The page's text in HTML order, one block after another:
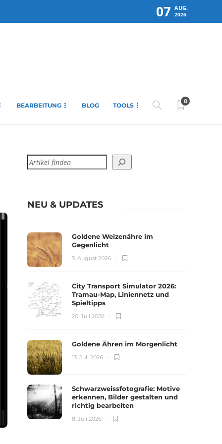
07 AUG.
2026
BEARBEITUNG BLOG TOOLS
0
NEU & UPDATES
Goldene Weizenähre im
Gegenlicht
3. August 2026
City Transport Simulator 2026:
Tramau-Map, Liniennetz und
Spieltipps
20. Juli 2026
Goldene Ähren im Morgenlicht
13. Juli 2026
Schwarzweissfotografie: Motive
erkennen, Bilder gestalten und
richtig bearbeiten
8. Juli 2026